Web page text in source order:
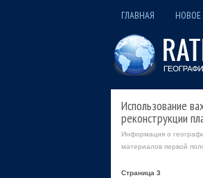
ГЛАВНАЯ НОВОЕ
Использование
реконструкции
Информация о
материалов первой
Страница 3